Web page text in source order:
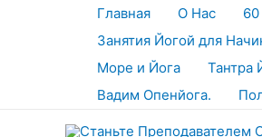
Главная О Нас
Занятия Йогой для
Море и Йога
Тантра
Вадим Опенйога.